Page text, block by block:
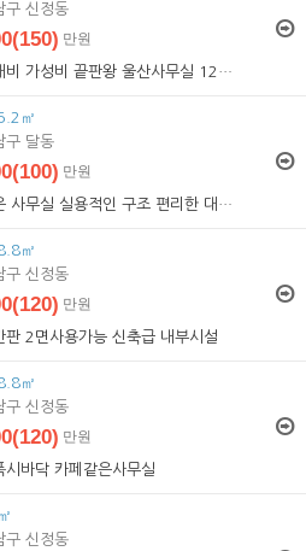
비 가성비 끝판왕 울산사무실 12722
만원
만원
구 신정동
㎡
햇살가득 밝은 사무실 실용적인 구조 편리한 대중교통
만원
만원
구 달동
㎡
판 2면사용가능 신축급 내부시설
만원
만원
구 신정동
㎡
시바닥 카페같은사무실
만원
만원
구 신정동
구 신정동